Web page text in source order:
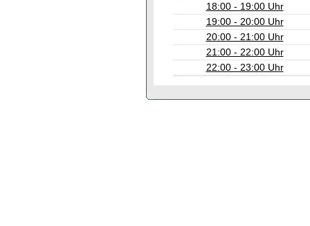
18:00 - 19:00 Uhr
19:00 - 20:00 Uhr
20:00 - 21:00 Uhr
21:00 - 22:00 Uhr
22:00 - 23:00 Uhr